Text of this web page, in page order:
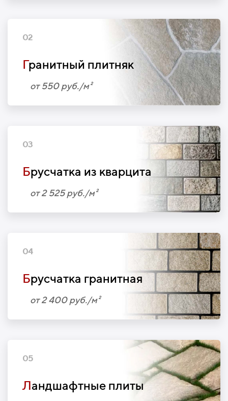
02
Гранитный плитняк
от 550 руб./м²
03
Брусчатка из кварцита
от 2 525 руб./м²
04
Брусчатка гранитная
от 2 400 руб./м²
05
Ландшафтные плиты